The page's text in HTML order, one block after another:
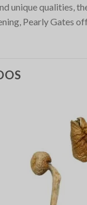
qualities,
Pearly Gates